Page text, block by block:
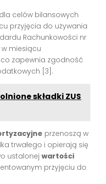
dla celów bilansowych
przyjęcia do używania
Rachunkowości nr
miesiącu
zapewnia zgodność
[3].
składki ZUS
przenoszą w
trwałego i opierają się
ustalonejwartości
przyjęciu do